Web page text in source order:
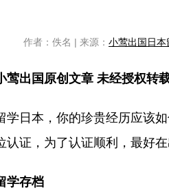
作者：佚名 | 来源： 小莺出国日本
莺出国原创文章 未经授权转
学日本，你的珍贵经历应该
认证，为了认证顺利，最好
学存档